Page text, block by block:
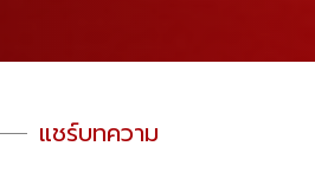
แชร์บทความ